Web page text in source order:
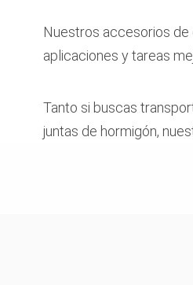
Nuestros accesorios
aplicaciones y tareas
Tanto si buscas
juntas de hormigón,